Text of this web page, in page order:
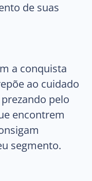
de suas
a conquista
ao cuidado
pelo
encontrem
segmento.